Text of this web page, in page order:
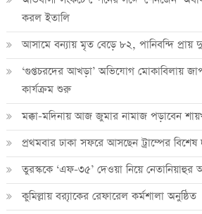
করল ইতালি
আসামে বন্যায় মৃত বেড়ে ৮২, পানিবন্দি প্রায়
‘গুপ্তচরদের আখড়া’ অভিযোগ মোকাবিলায়
কার্যক্রম শুরু
মক্কা-মদিনায় আজ জুমার নামাজ পড়াবেন
প্রথমবার ঢাকা সফরে আসছেন ট্রাম্পের
তুরস্ককে ‘এফ-৩৫’ দেওয়া নিয়ে নেতানিয়াহুর
কুমিল্লায় ব্র‍্যাকের রেফারেল কর্মশালা অনুষ্ঠিত